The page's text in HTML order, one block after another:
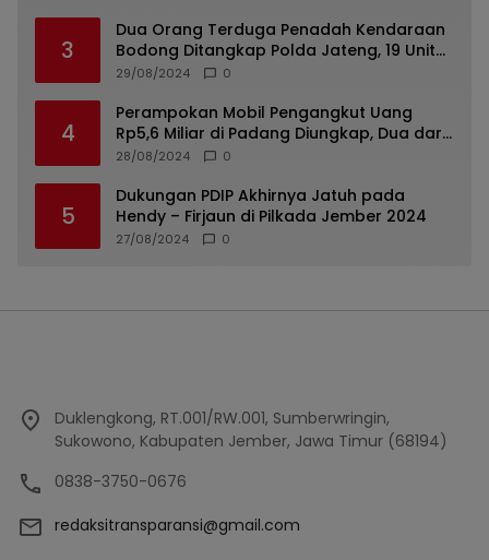
3
Dua Orang Terduga Penadah Kendaraan
Bodong Ditangkap Polda Jateng, 19 Unit
Roda Empat Diamankan
29/08/2024 0
4
Perampokan Mobil Pengangkut Uang
Rp5,6 Miliar di Padang Diungkap, Dua dari
Tiga Tersangka Merupakan Oknum Polisi
28/08/2024 0
5
Dukungan PDIP Akhirnya Jatuh pada
Hendy – Firjaun di Pilkada Jember 2024
27/08/2024 0
Duklengkong, RT.001/RW.001, Sumberwringin,
Sukowono, Kabupaten Jember, Jawa Timur (68194)
0838-3750-0676
redaksitransparansi@gmail.com